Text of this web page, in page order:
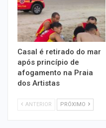
Casal é retirado do mar
após princípio de
afogamento na Praia
dos Artistas
ANTERIOR PRÓXIMO